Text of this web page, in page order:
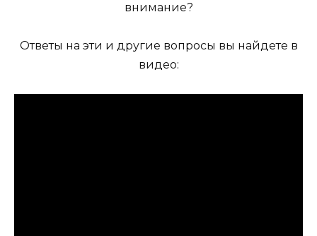
внимание?
Ответы на эти и другие вопросы вы найдете в
видео: